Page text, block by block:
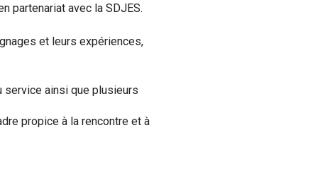
partenariat avec la SDJES.
et leurs expériences,
service ainsi que plusieurs
propice à la rencontre et à